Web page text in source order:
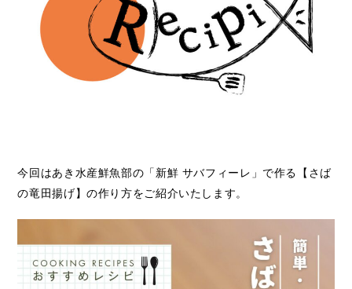
今回はあき水産鮮魚部の「新鮮 サバフィーレ」で作る【さば
の竜田揚げ】の作り方をご紹介いたします。